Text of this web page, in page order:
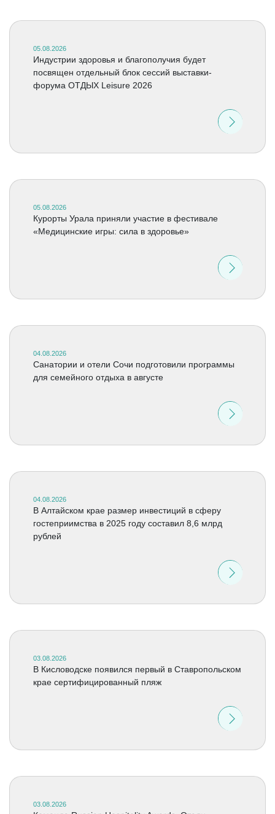
05.08.2026
Индустрии здоровья и благополучия будет
посвящен отдельный блок сессий выставки-
форума ОТДЫХ Leisure 2026
05.08.2026
Курорты Урала приняли участие в фестивале
«Медицинские игры: сила в здоровье»
04.08.2026
Санатории и отели Сочи подготовили программы
для семейного отдыха в августе
04.08.2026
В Алтайском крае размер инвестиций в сферу
гостеприимства в 2025 году составил 8,6 млрд
рублей
03.08.2026
В Кисловодске появился первый в Ставропольском
крае сертифицированный пляж
03.08.2026